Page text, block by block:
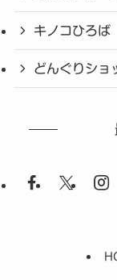
キノコひろば
どんぐりショ